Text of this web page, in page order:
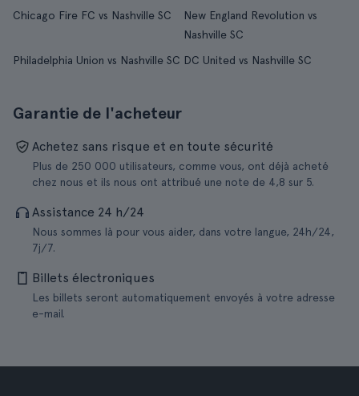
Chicago Fire FC vs Nashville SC
New England Revolution vs
Nashville SC
Philadelphia Union vs Nashville SC DC United vs Nashville SC
Garantie de l'acheteur
Achetez sans risque et en toute sécurité
Plus de 250 000 utilisateurs, comme vous, ont déjà acheté
chez nous et ils nous ont attribué une note de 4,8 sur 5.
Assistance 24 h/24
Nous sommes là pour vous aider, dans votre langue, 24h/24,
7j/7.
Billets électroniques
Les billets seront automatiquement envoyés à votre adresse
e-mail.